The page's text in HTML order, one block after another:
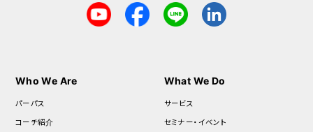
Who We Are
パーパス
コーチ紹介
What We Do
サービス
セミナー・イベント